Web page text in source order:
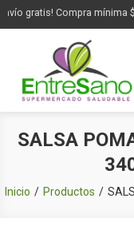
gratis! Compra mínima
SALSA
Inicio Productos